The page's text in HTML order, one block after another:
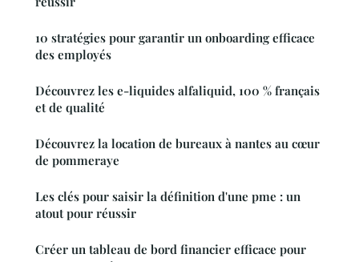
10 stratégies pour garantir un onboarding efficace
des employés
Découvrez les e-liquides alfaliquid, 100 % français
et de qualité
Découvrez la location de bureaux à nantes au cœur
de pommeraye
Les clés pour saisir la définition d'une pme : un
atout pour réussir
Créer un tableau de bord financier efficace pour